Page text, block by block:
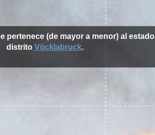
pertenece (de mayor a menor) al estado
distrito Vöcklabruck.